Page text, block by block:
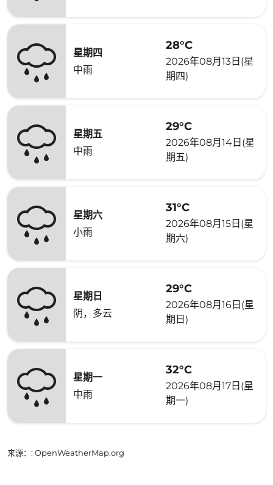
星期四
中雨
28°C
2026年08月13日(星
期四)
星期五
中雨
29°C
2026年08月14日(星
期五)
星期六
小雨
31°C
2026年08月15日(星
期六)
星期日
阴，多云
29°C
2026年08月16日(星
期日)
星期一
中雨
32°C
2026年08月17日(星
期一)
来源： : OpenWeatherMap.org